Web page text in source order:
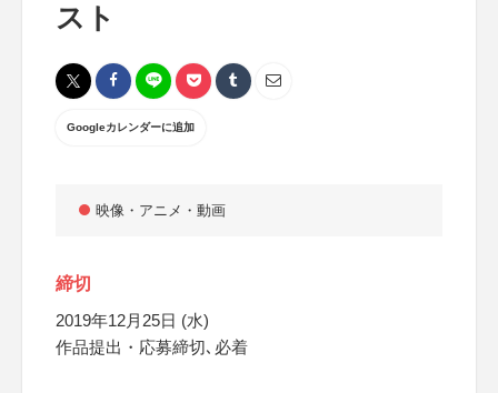
スト
Googleカレンダーに追加
映像・アニメ・動画
締切
2019年12月25日 (水)
作品提出・応募締切､必着